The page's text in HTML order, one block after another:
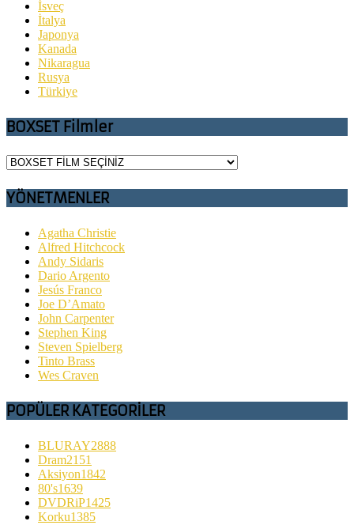
İsveç
İtalya
Japonya
Kanada
Nikaragua
Rusya
Türkiye
BOXSET Filmler
YÖNETMENLER
Agatha Christie
Alfred Hitchcock
Andy Sidaris
Dario Argento
Jesús Franco
Joe D’Amato
John Carpenter
Stephen King
Steven Spielberg
Tinto Brass
Wes Craven
POPÜLER KATEGORİLER
BLURAY2888
Dram2151
Aksiyon1842
80's1639
DVDRiP1425
Korku1385